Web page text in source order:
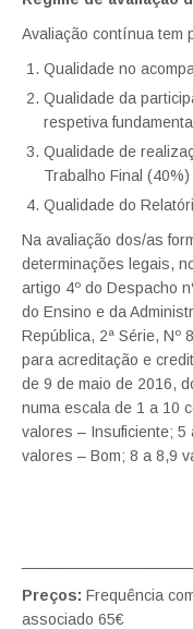
Avaliação contínua tem
Qualidade no
Qualidade da
respetiva
Qualidade de
Trabalho Final (40%)
Qualidade do
Na avaliação dos/as
determinações legais,
artigo 4º do Despacho
do Ensino e da
República, 2ª Série, Nº
para acreditação e
de 9 de maio de 2016,
numa escala de 1 a 10
valores – Insuficiente; 5
valores – Bom; 8 a 8,9
Preços: Frequência
associado 65€